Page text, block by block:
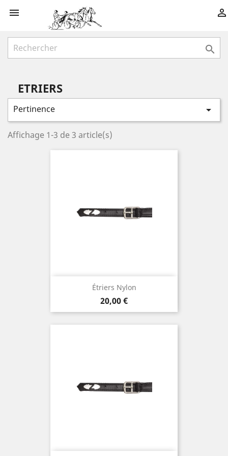
 

ETRIERS
Pertinence 
Affichage 1-3 de 3 article(s)
Étriers Nylon
Prix
20,00 €